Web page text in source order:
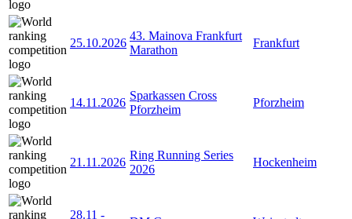
25.10.2026
43. Mainova Frankfurt
Marathon
Frankfurt
14.11.2026
Sparkassen Cross
Pforzheim
Pforzheim
21.11.2026
Ring Running Series
2026
Hockenheim
28.11 -